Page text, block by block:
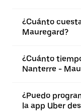
¿Cuánto
Mauregard?
¿Cuánto
Nanterre -
¿Puedo
la app Uber